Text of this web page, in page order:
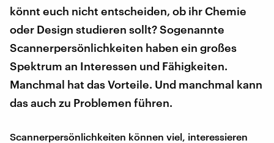
könnt euch nicht entscheiden, ob ihr Chemie
oder Design studieren sollt? Sogenannte
Scannerpersönlichkeiten haben ein großes
Spektrum an Interessen und Fähigkeiten.
Manchmal hat das Vorteile. Und manchmal kann
das auch zu Problemen führen.
Scannerpersönlichkeiten können viel, interessieren